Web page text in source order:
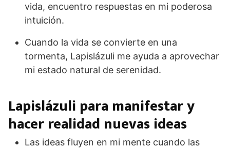
vida, encuentro respuestas en mi poderosa
intuición.
Cuando la vida se convierte en una
tormenta, Lapislázuli me ayuda a aprovechar
mi estado natural de serenidad.
Lapislázuli para manifestar y
hacer realidad nuevas ideas
Las ideas fluyen en mi mente cuando las